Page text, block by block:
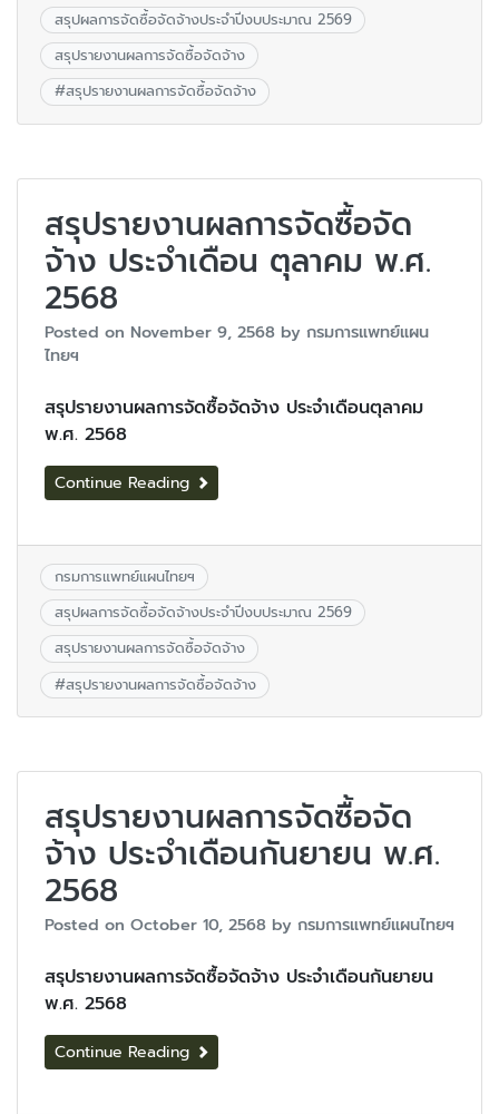
สรุปผลการจัดซื้อจัดจ้างประจำปีงบประมาณ 2569
สรุปรายงานผลการจัดซื้อจัดจ้าง
#สรุปรายงานผลการจัดซื้อจัดจ้าง
สรุปรายงานผลการจัดซื้อจัด
จ้าง ประจำเดือน ตุลาคม พ.ศ.
2568
Posted on November 9, 2568 by กรมการแพทย์แผน
ไทยฯ
สรุปรายงานผลการจัดซื้อจัดจ้าง ประจำเดือนตุลาคม
พ.ศ. 2568
Continue Reading
กรมการแพทย์แผนไทยฯ
สรุปผลการจัดซื้อจัดจ้างประจำปีงบประมาณ 2569
สรุปรายงานผลการจัดซื้อจัดจ้าง
#สรุปรายงานผลการจัดซื้อจัดจ้าง
สรุปรายงานผลการจัดซื้อจัด
จ้าง ประจำเดือนกันยายน พ.ศ.
2568
Posted on October 10, 2568 by กรมการแพทย์แผนไทยฯ
สรุปรายงานผลการจัดซื้อจัดจ้าง ประจำเดือนกันยายน
พ.ศ. 2568
Continue Reading